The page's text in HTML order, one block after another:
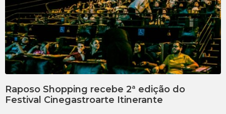
Raposo Shopping recebe 2ª edição do
Festival Cinegastroarte Itinerante